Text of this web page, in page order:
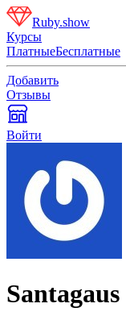
Ruby.show
Курсы
ПлатныеБесплатные
Добавить
Отзывы
Войти
Santagaus